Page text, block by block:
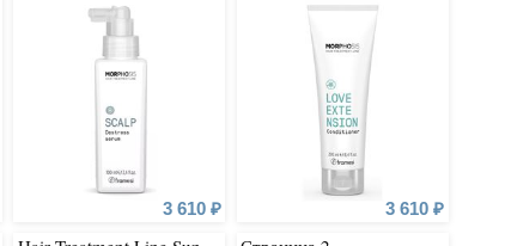
3 610 ₽ 3 610 ₽